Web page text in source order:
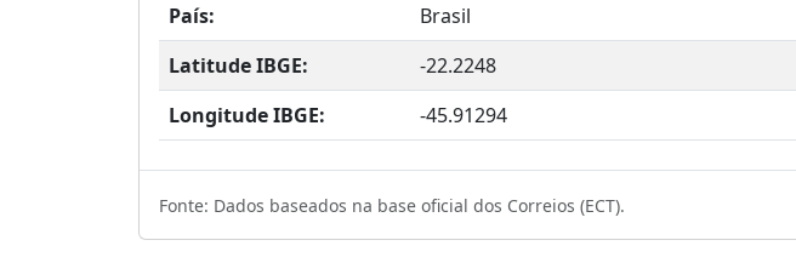
País:
Brasil
Latitude IBGE:
-22.2248
Longitude IBGE:
-45.91294
Fonte: Dados baseados na base oficial dos Correios (ECT).